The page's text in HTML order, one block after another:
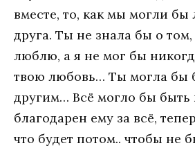
вместе, то, как мы могли бы
друга. Ты не знала бы о том,
люблю, а я не мог бы
твою любовь… Ты могла бы
другим… Всё могло бы быть
благодарен ему за всё,
что будет потом.. чтобы не